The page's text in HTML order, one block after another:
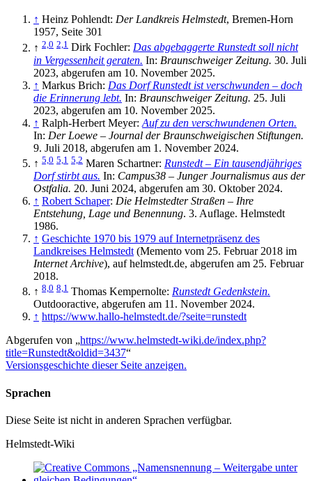
↑ Heinz Pohlendt: Der Landkreis Helmstedt, Bremen-Horn
1957, Seite 301
↑ 2,0 2,1 Dirk Fochler: Das abgebaggerte Runstedt soll nicht
in Vergessenheit geraten. In: Braunschweiger Zeitung. 30. Juli
2023, abgerufen am 10. November 2025.
↑ Markus Brich: Das Dorf Runstedt ist verschwunden – doch
die Erinnerung lebt. In: Braunschweiger Zeitung. 25. Juli
2023, abgerufen am 10. November 2025.
↑ Ralph-Herbert Meyer: Auf zu den verschwundenen Orten.
In: Der Loewe – Journal der Braunschweigischen Stiftungen.
9. Juli 2018, abgerufen am 1. November 2024.
↑ 5,0 5,1 5,2 Maren Schartner: Runstedt – Ein tausendjähriges
Dorf stirbt aus. In: Campus38 – Junger Journalismus aus der
Ostfalia. 20. Juni 2024, abgerufen am 30. Oktober 2024.
↑ Robert Schaper: Die Helmstedter Straßen – Ihre
Entstehung, Lage und Benennung. 3. Auflage. Helmstedt
1986.
↑ Geschichte 1970 bis 1979 auf Internetpräsenz des
Landkreises Helmstedt (Memento vom 25. Februar 2018 im
Internet Archive), auf helmstedt.de, abgerufen am 25. Februar
2018.
↑ 8,0 8,1 Thomas Kempernolte: Runstedt Gedenkstein.
Outdooractive, abgerufen am 11. November 2024.
↑ https://www.hallo-helmstedt.de/?seite=runstedt
Abgerufen von „https://www.helmstedt-wiki.de/index.php?
title=Runstedt&oldid=3437“
Versionsgeschichte dieser Seite anzeigen.
Sprachen
Diese Seite ist nicht in anderen Sprachen verfügbar.
Helmstedt-Wiki